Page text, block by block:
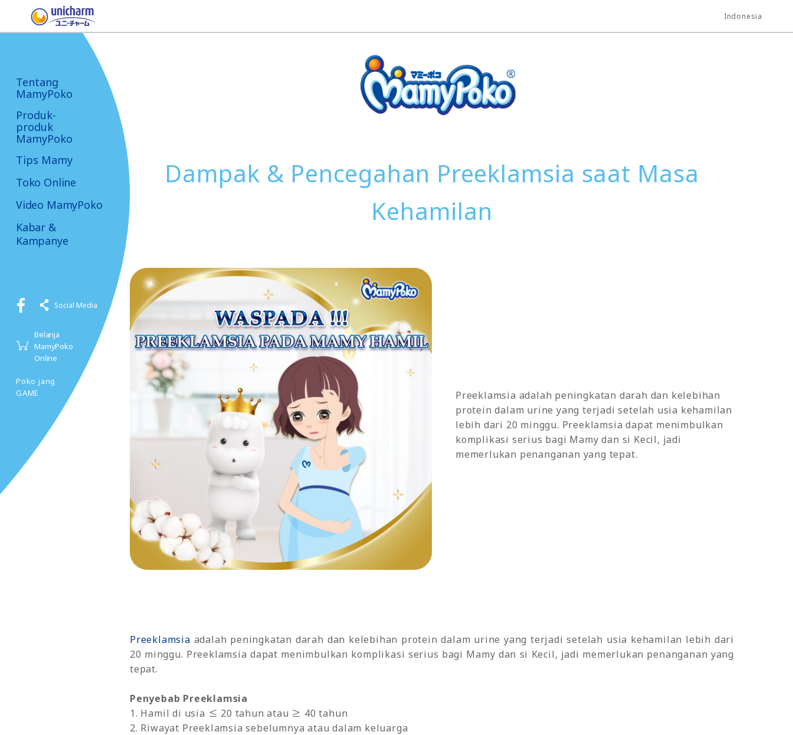
Indonesia
Tentang
MamyPoko
Produk-
produk
MamyPoko
Tips Mamy
Toko Online
Video MamyPoko
Kabar &
Kampanye
Social Media
Belanja
MamyPoko
Online
Poko jang
GAME
Dampak & Pencegahan Preeklamsia saat Masa
Kehamilan
Preeklamsia adalah peningkatan darah dan kelebihan
protein dalam urine yang terjadi setelah usia kehamilan
lebih dari 20 minggu. Preeklamsia dapat menimbulkan
komplikasi serius bagi Mamy dan si Kecil, jadi
memerlukan penanganan yang tepat.
Preeklamsia adalah peningkatan darah dan kelebihan protein dalam urine yang terjadi setelah usia kehamilan lebih dari
20 minggu. Preeklamsia dapat menimbulkan komplikasi serius bagi Mamy dan si Kecil, jadi memerlukan penanganan yang
tepat.
Penyebab Preeklamsia
1. Hamil di usia ≤ 20 tahun atau ≥ 40 tahun
2. Riwayat Preeklamsia sebelumnya atau dalam keluarga